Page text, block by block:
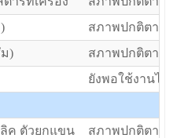
สภาพปกติตาม
)
สภาพปกติตาม
ยังพอใช้งานได้
ค ตัวยกแขน
สภาพปกติตาม